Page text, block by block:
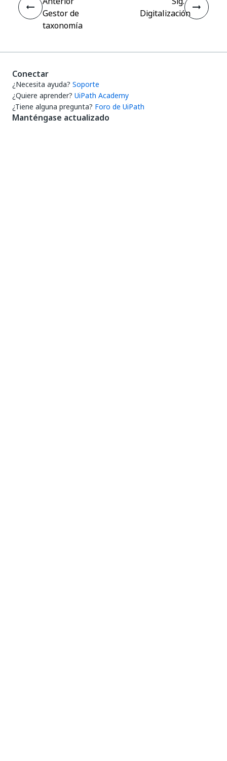
Gestor de
taxonomía
Digitalización
Conectar
¿Necesita ayuda? Soporte
¿Quiere aprender? UiPath Academy
¿Tiene alguna pregunta? Foro de UiPath
Manténgase actualizado